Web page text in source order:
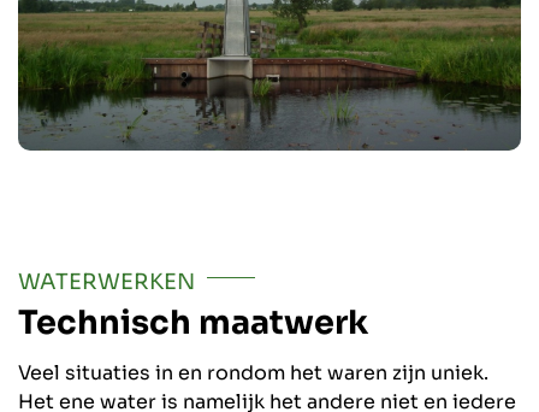
WATERWERKEN
Technisch maatwerk
Veel situaties in en rondom het waren zijn uniek.
Het ene water is namelijk het andere niet en iedere